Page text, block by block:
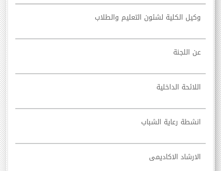
وكيل الكلية لشئون التعليم والطلاب
عن اللجنة
اللائحة الداخلية
انشطة رعاية الشباب
الارشاد الاكاديمى